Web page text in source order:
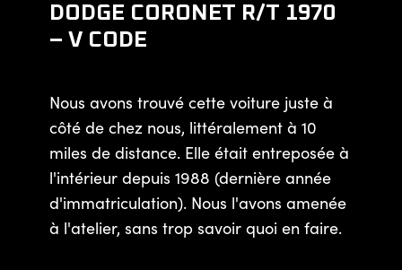
DODGE CORONET R/T 1970
– V CODE
Nous avons trouvé cette voiture juste à
côté de chez nous, littéralement à 10
miles de distance. Elle était entreposée à
l'intérieur depuis 1988 (dernière année
d'immatriculation). Nous l'avons amenée
à l'atelier, sans trop savoir quoi en faire.